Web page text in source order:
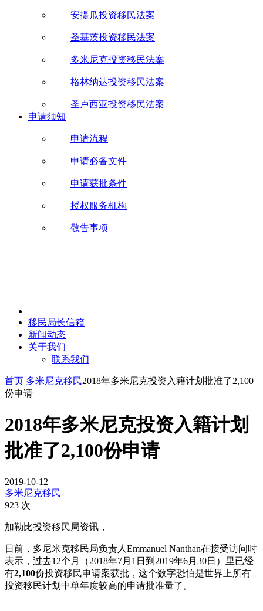
安提瓜投资移民法案
圣基茨投资移民法案
多米尼克投资移民法案
格林纳达投资移民法案
圣卢西亚投资移民法案
申请须知
申请流程
申请必备文件
申请获批条件
授权服务机构
敬告事项
移民局长信箱
新闻动态
关于我们
联系我们
首页 多米尼克移民2018年多米尼克投资入籍计划批准了2,100
份申请
2018年多米尼克投资入籍计划
批准了2,100份申请
2019-10-12
多米尼克移民
923 次
加勒比投资移民局资讯，
日前，多尼米克移民局负责人Emmanuel Nanthan在接受访问时
表示，过去12个月（2018年7月1日到2019年6月30日）里已经
有2,100份投资移民申请案获批，这个数字恐怕是世界上所有
投资移民计划中单年度较高的申请批准量了。